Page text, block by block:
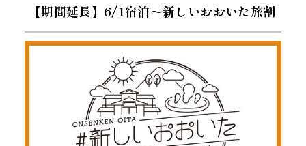
【期間延長】6/1宿泊～新しいおおいた旅割